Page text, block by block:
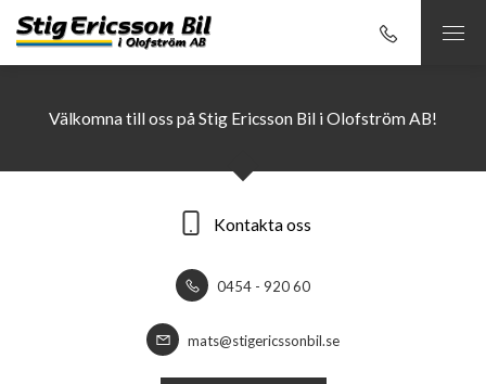
Välkomna till oss på Stig Ericsson Bil i Olofström AB!
Kontakta oss
0454 - 920 60
mats@stigericssonbil.se